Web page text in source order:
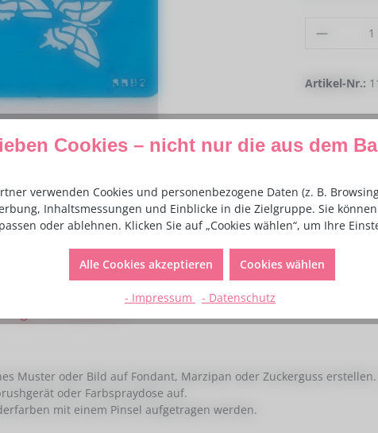
Artikel-Nr.:
Schablone"
Muster oder Bild auf Fondant, Marzipan oder Zuckerguss
oder Farbspraydose auf.
mit einem Pinsel aufgetragen werden.
Cookies – nicht nur die aus dem
verwenden Cookies und personenbezogene Daten (z. B.
Inhaltsmessungen und Einblicke in die Zielgruppe. Sie
oder ablehnen. Klicken Sie auf „Cookies wählen“, um Ihre
Alle Cookies akzeptieren Cookies wählen
- Impressum - Datenschutz